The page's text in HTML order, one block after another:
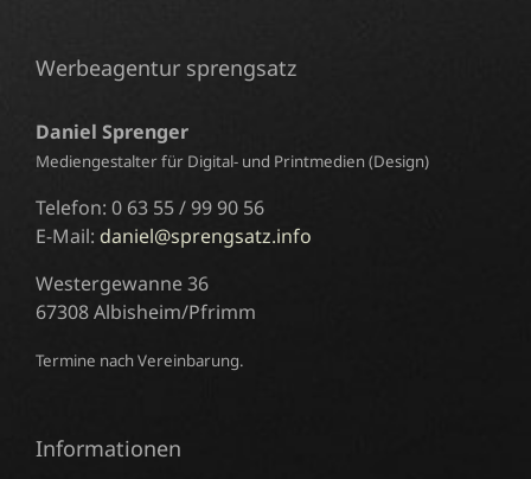
Werbeagentur sprengsatz
Daniel Sprenger
Mediengestalter für Digital- und Printmedien (Design)
Telefon: 0 63 55 / 99 90 56
E-Mail: daniel@sprengsatz.info
Westergewanne 36
67308 Albisheim/Pfrimm
Termine nach Vereinbarung.
Informationen